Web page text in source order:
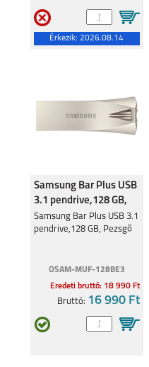
FOLD7
FLIP7 FE
SAMSUNG GALAXY Z
SAMSUNG GALAXY
A56 5G
Érkezik:2026.08.14
Samsung Bar Plus USB
3.1 pendrive,128 GB,
Pezsgő
Samsung Bar Plus USB 3.1
pendrive,128 GB, Pezsgő
OSAM-MUF-128BE3
Eredeti bruttó: 18 990 Ft
Bruttó: 16 990 Ft